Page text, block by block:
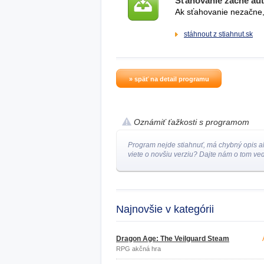
Ak sťahovanie
stáhnout z stiahnut.sk
» späť na detail programu
Oznámiť ťažkosti s programom
Program nejde stiahnuť, má chybný opis
viete o novšiu verziu? Dajte nám o tom
Najnovšie v kategórii
Dragon Age: The Veilguard Steam
RPG akčná hra